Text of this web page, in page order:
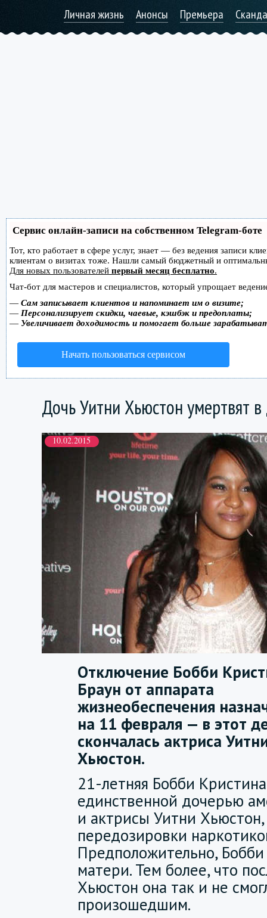
Личная жизнь Анонсы Премьера
Сервис онлайн-записи на собственном Telegram-боте
Тот, кто работает в сфере услуг, знает — без ведения записи
клиентам о визитах тоже. Нашли самый бюджетный и
Для новых пользователей первый месяц бесплатно.
Чат-бот для мастеров и специалистов, который упрощает
— Сам записывает клиентов и напоминает им о визите;
— Персонализирует скидки, чаевые, кэшбэк и предоплаты;
— Увеличивает доходимость и помогает больше
Начать пользоваться сервисом
Дочь Уитни Хьюстон умертвят
10.02.2015
Отключение Бобби
Браун от аппарата
жизнеобеспечения
на 11 февраля — в этот
скончалась актриса
Хьюстон.
21-летняя Бобби
единственной дочерью
и актрисы Уитни
передозировки
Предположительно,
матери. Тем более, что
Хьюстон она так и не
произошедшим.